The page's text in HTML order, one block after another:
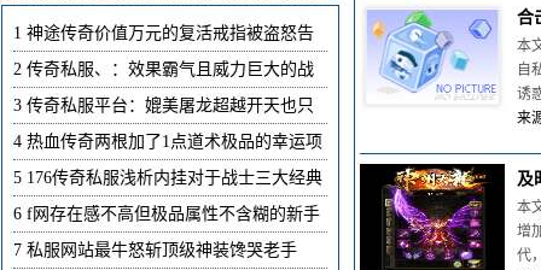
合
本
自
诱
来
及
本
增
代
1 神途传奇价值万元的复活戒指被盗怒告
2 传奇私服、：效果霸气且威力巨大的战
3 传奇私服平台：媲美屠龙超越开天也只
4 热血传奇两根加了1点道术极品的幸运项
5 176传奇私服浅析内挂对于战士三大经典
6 f网存在感不高但极品属性不含糊的新手
7 私服网站最牛怒斩顶级神装馋哭老手